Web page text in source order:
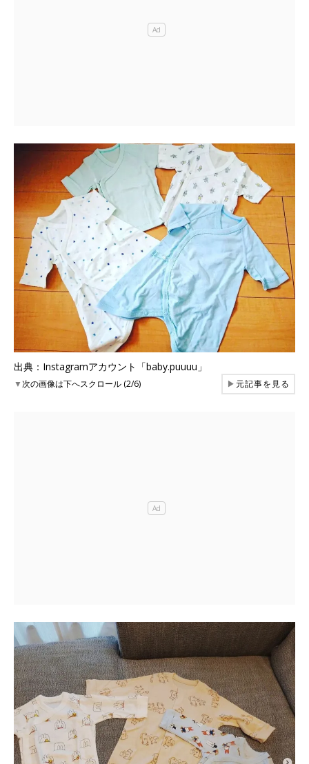
出典：Instagramアカウント「baby.puuuu」
▼次の画像は下へスクロール (2/6) ▶元記事を見る